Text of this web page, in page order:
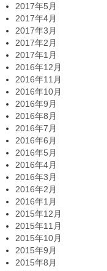
2017年5月
2017年4月
2017年3月
2017年2月
2017年1月
2016年12月
2016年11月
2016年10月
2016年9月
2016年8月
2016年7月
2016年6月
2016年5月
2016年4月
2016年3月
2016年2月
2016年1月
2015年12月
2015年11月
2015年10月
2015年9月
2015年8月